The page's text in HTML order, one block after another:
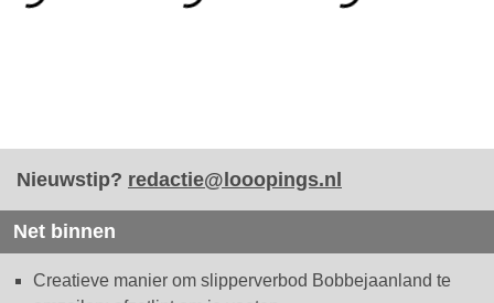
Nieuwstip? redactie@looopings.nl
Net binnen
Creatieve manier om slipperverbod Bobbejaanland te